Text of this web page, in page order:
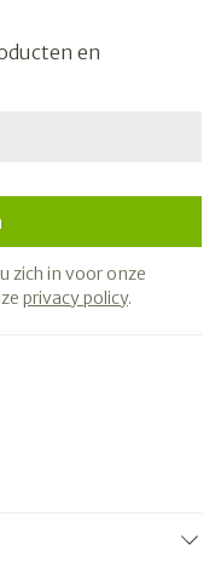
en
zich in voor onze
privacy policy.